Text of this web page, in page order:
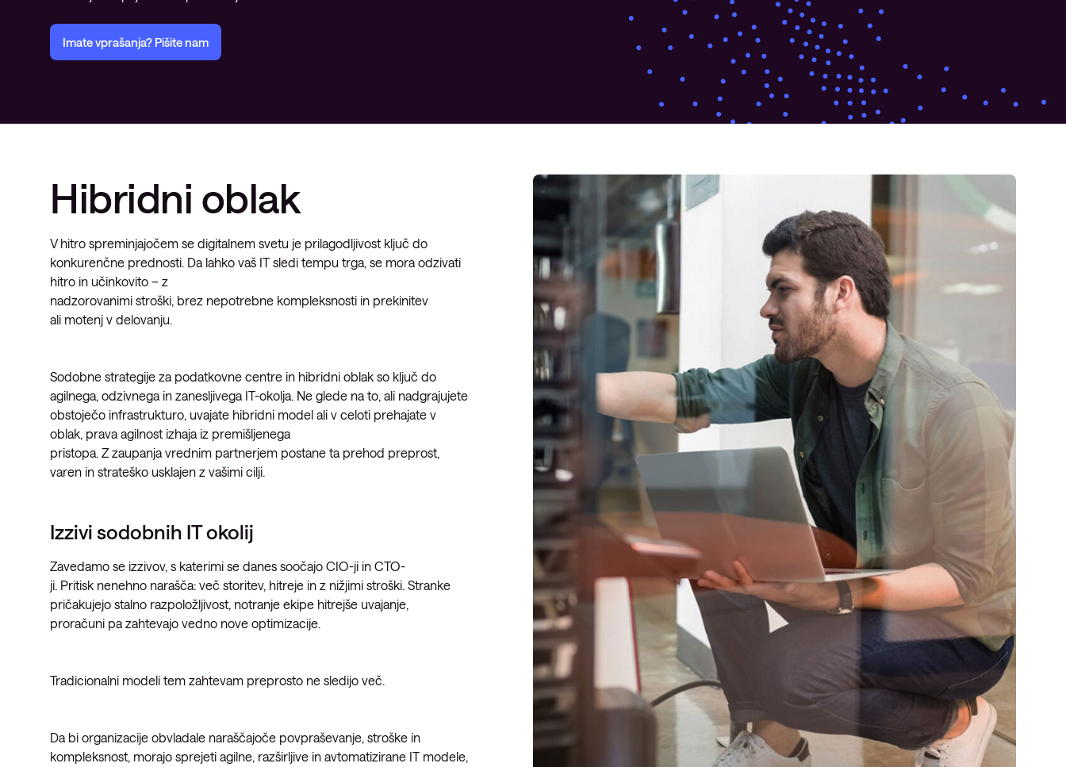
Upravljana storitev okrevanja po
Upravljanje podatkovnega
Upravljanje strežniških okolij
Upravljane storitve za Microsoft
Opazljivost
Imate vprašanja? Pišite nam
Hibridni oblak
V hitro spreminjajočem se digitalnem svetu je prilagodljivost ključ do
konkurenčne prednosti. Da lahko vaš IT sledi tempu trga, se mora odzivati
hitro in učinkovito – z
nadzorovanimi stroški, brez nepotrebne kompleksnosti in prekinitev
ali motenj v delovanju.
Sodobne strategije za podatkovne centre in hibridni oblak so ključ do
agilnega, odzivnega in zanesljivega IT-okolja. Ne glede na to, ali nadgrajujete
obstoječo infrastrukturo, uvajate hibridni model ali v celoti prehajate v
oblak, prava agilnost izhaja iz premišljenega
pristopa. Z zaupanja vrednim partnerjem postane ta prehod preprost,
varen in strateško usklajen z vašimi cilji.
Izzivi sodobnih IT okolij
Zavedamo se izzivov, s katerimi se danes soočajo CIO-ji in CTO-
ji. Pritisk nenehno narašča: več storitev, hitreje in z nižjimi stroški. Stranke
pričakujejo stalno razpoložljivost, notranje ekipe hitrejše uvajanje,
proračuni pa zahtevajo vedno nove optimizacije.
Tradicionalni modeli tem zahtevam preprosto ne sledijo več.
Da bi organizacije obvladale naraščajoče povpraševanje, stroške in
kompleksnost, morajo sprejeti agilne, razširljive in avtomatizirane IT modele,